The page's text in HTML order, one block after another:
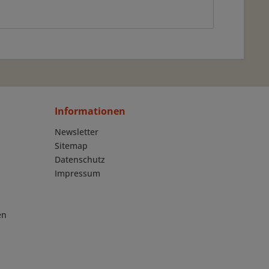
Informationen
Newsletter
Sitemap
Datenschutz
Impressum